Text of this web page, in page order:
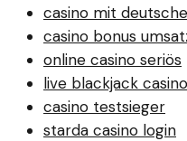
casino mit
casino bonus
online casino seriös
live blackjack casino
casino testsieger
starda casino login